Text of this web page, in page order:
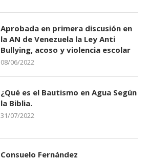
Aprobada en primera discusión en
la AN de Venezuela la Ley Anti
Bullying, acoso y violencia escolar
08/06/2022
¿Qué es el Bautismo en Agua Según
la Biblia.
31/07/2022
Consuelo Fernández